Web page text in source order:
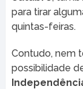
para tirar
quintas-feiras.
Contudo, nem
possibilidade